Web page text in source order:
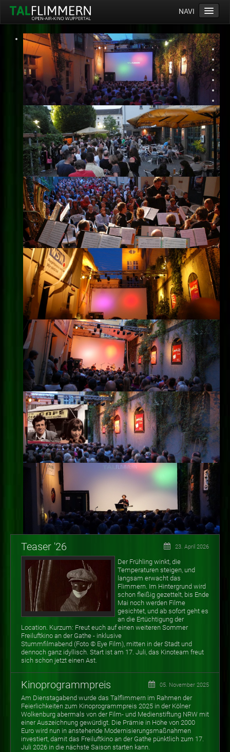
NAVI
Home
Programm
Service
Ticketinfos
Ort
Anreise
Wetter
Kinogutschein
Konzept
Archiv
Kontakt
Impressum
Datenschutz
Teaser '26 23. April 2026
Der Frühling winkt, die
Temperaturen steigen, und
langsam erwacht das
Flimmern. Im Hintergrund wird
schon fleißig gezettelt, bis Ende
Mai noch werden Filme
gesichtet, und ab sofort geht es
an die Ertüchtigung der
Location. Kurzum: Freut euch auf einen weiteren Sommer
Freiluftkino an der Gathe - inklusive
Stummfilmabend (Foto © Eye Film), mitten in der Stadt und
dennoch ganz idyllisch. Start ist am 17. Juli, das Kinoteam freut
sich schon jetzt einen Ast.
Kinoprogrammpreis 05. November 2025
Am Dienstagabend wurde das Talflimmern im Rahmen der
Feierlichkeiten zum Kinoprogrammpreis 2025 in der Kölner
Wolkenburg abermals von der Film- und Medienstiftung NRW mit
einer Auszeichnung gewürdigt. Die Prämie in Höhe von 2000
Euro wird nun in anstehende Modernisierungsmaßnahmen
investiert, damit das Freiluftkino an der Gathe pünktlich zum 17.
Juli 2026 in die nächste Saison starten kann.